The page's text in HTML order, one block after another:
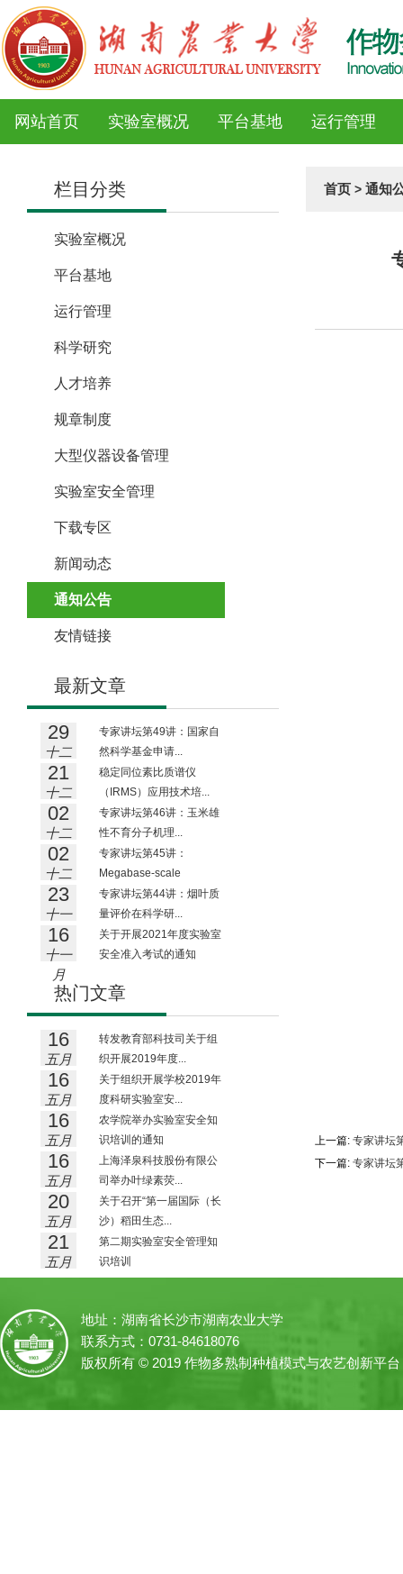
网站首页 实验室概况 平台基地 运行管理
栏目分类
实验室概况
平台基地
运行管理
科学研究
人才培养
规章制度
大型仪器设备管理
实验室安全管理
下载专区
新闻动态
通知公告
友情链接
最新文章
29
十二
月
专家讲坛第49讲：国家自
然科学基金申请...
21
十二
月
稳定同位素比质谱仪
（IRMS）应用技术培...
02
十二
月
专家讲坛第46讲：玉米雄
性不育分子机理...
02
十二
月
专家讲坛第45讲：
Megabase-scale
presen...
23
十一
月
专家讲坛第44讲：烟叶质
量评价在科学研...
16
十一
月
关于开展2021年度实验室
安全准入考试的通知
热门文章
16
五月
转发教育部科技司关于组
织开展2019年度...
16
五月
关于组织开展学校2019年
度科研实验室安...
16
五月
农学院举办实验室安全知
识培训的通知
16
五月
上海泽泉科技股份有限公
司举办叶绿素荧...
20
五月
关于召开“第一届国际（长
沙）稻田生态...
21
五月
第二期实验室安全管理知
识培训
首页 > 通知
上一篇: 专家讲坛
下一篇: 专家讲坛
地址：湖南省长沙市湖南农业大学
联系方式：0731-84618076
版权所有 © 2019 作物多熟制种植模式与农艺创新平台